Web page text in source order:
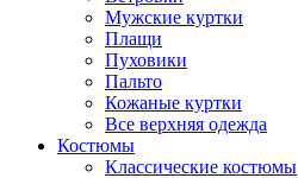
Мужские куртки
Плащи
Пуховики
Пальто
Кожаные куртки
Все верхняя одежда
Костюмы
Классические костюмы